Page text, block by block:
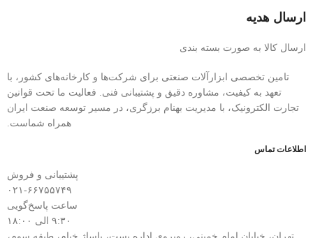
ارسال هدیه
ارسال کالا به صورت بسته بندی
تامین تخصصی ابزارآلات صنعتی برای شرکت‌ها و کارخانه‌های کشور، با
تعهد به کیفیت، مشاوره دقیق و پشتیبانی فنی. فعالیت ما تحت قوانین
تجارت الکترونیک، با مدیریت بهنام برزگری، در مسیر توسعه صنعت ایران
همراه شماست.
اطلاعات تماس
پشتیبانی و فروش
۰۲۱-۶۶۷۵۵۷۴۹
ساعت پاسخ‌گویی
۹:۳۰ الی ۱۸:۰۰